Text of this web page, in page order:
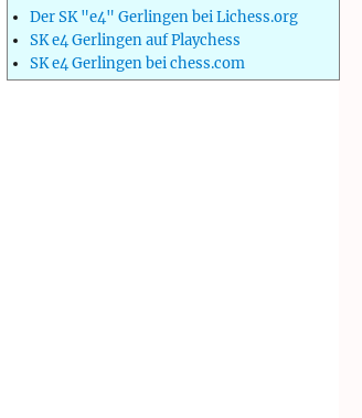
Der SK "e4" Gerlingen bei Lichess.org
SK e4 Gerlingen auf Playchess
SK e4 Gerlingen bei chess.com